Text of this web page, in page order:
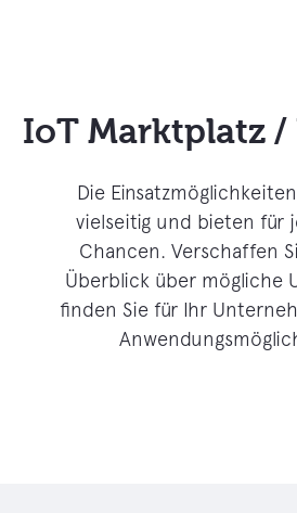
IoT Marktplatz /
Die
vielseitig und bieten für
Chancen. Verschaffen
Überblick über mögliche
finden Sie für Ihr